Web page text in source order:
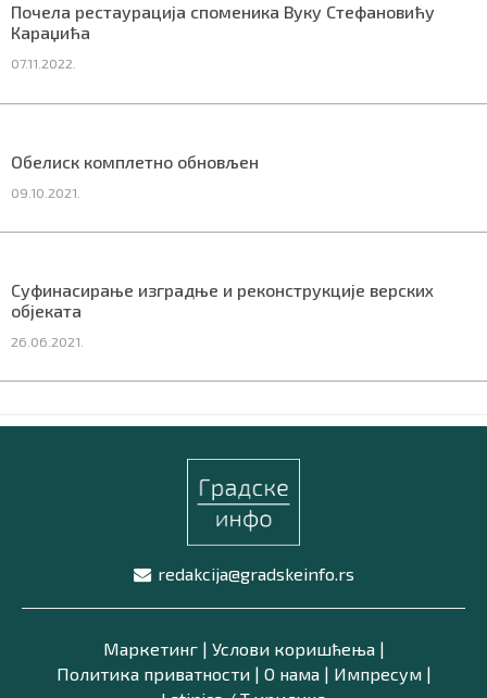
Почела рестаурација споменика Вуку Стефановићу
Караџића
07.11.2022.
Oбелиск комплетно обновљен
09.10.2021.
Суфинасирање изградње и реконструкције верских
објеката
26.06.2021.
redakcija@gradskeinfo.rs
Маркетинг| Услови коришћења|
Политика приватности| О нама| Импресум|